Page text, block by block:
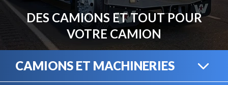
DES CAMIONS ET TOUT POUR
VOTRE CAMION
CAMIONS ET MACHINERIES